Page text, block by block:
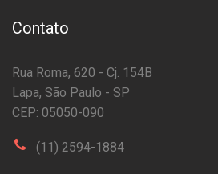
Contato
Rua Roma, 620 - Cj. 154B
Lapa, São Paulo - SP
CEP: 05050-090
(11) 2594-1884